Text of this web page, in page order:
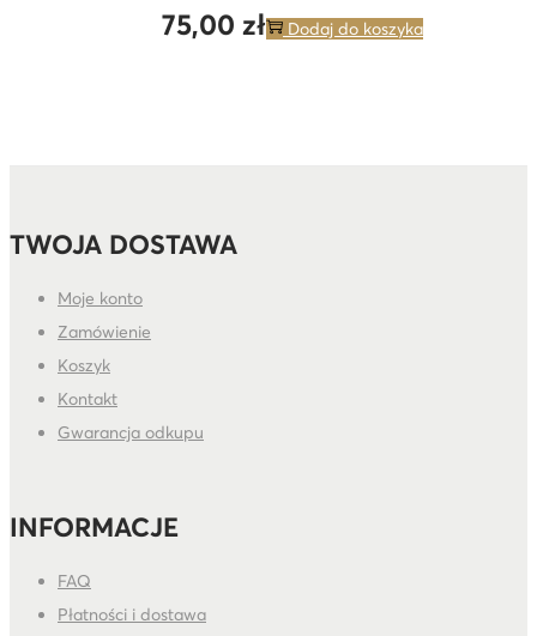
75,00 zł Dodaj do koszyka
TWOJA DOSTAWA
Moje konto
Zamówienie
Koszyk
Kontakt
Gwarancja odkupu
INFORMACJE
FAQ
Płatności i dostawa